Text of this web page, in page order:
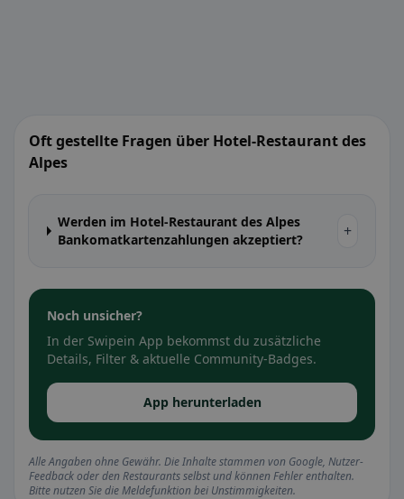
Oft gestellte Fragen über Hotel-Restaurant des
Alpes
Werden im Hotel-Restaurant des Alpes
Bankomatkartenzahlungen akzeptiert?
+
Noch unsicher?
In der Swipein App bekommst du zusätzliche
Details, Filter & aktuelle Community-Badges.
App herunterladen
Alle Angaben ohne Gewähr. Die Inhalte stammen von Google, Nutzer-
Feedback oder den Restaurants selbst und können Fehler enthalten.
Bitte nutzen Sie die Meldefunktion bei Unstimmigkeiten.